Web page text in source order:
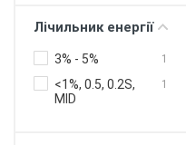
бізнесу
Онлайн-
Балансування
Лічильник енергії
3% - 5% 1
<1%, 0.5, 0.2S,
MID
1